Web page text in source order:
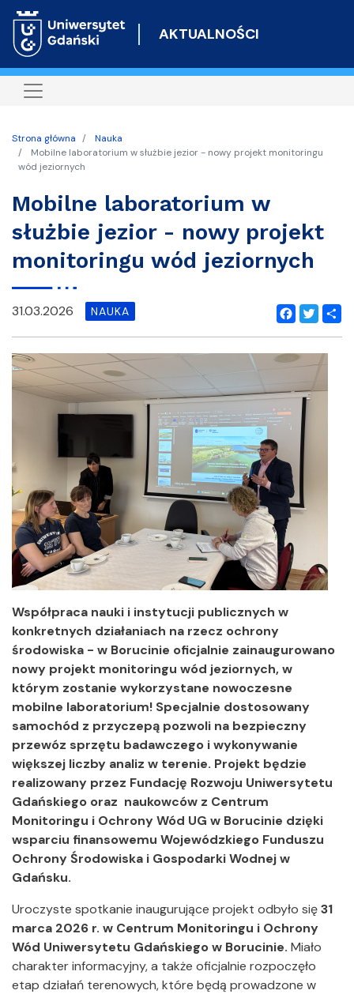
do
AKTUALNOŚCI
Strona główna
Nauka
Mobilne laboratorium w służbie jezior - nowy projekt monitoringu
wód jeziornych
Mobilne laboratorium w
służbie jezior - nowy projekt
monitoringu wód jeziornych
Facebook
Twitter
31.03.2026 NAUKA
Współpraca nauki i instytucji publicznych w
konkretnych działaniach na rzecz ochrony
środowiska - w Borucinie oficjalnie zainaugurowano
nowy projekt monitoringu wód jeziornych, w
którym zostanie wykorzystane nowoczesne
mobilne laboratorium! Specjalnie dostosowany
samochód z przyczepą pozwoli na bezpieczny
przewóz sprzętu badawczego i wykonywanie
większej liczby analiz w terenie. Projekt będzie
realizowany przez Fundację Rozwoju Uniwersytetu
Gdańskiego oraz naukowców z Centrum
Monitoringu i Ochrony Wód UG w Borucinie dzięki
wsparciu finansowemu Wojewódzkiego Funduszu
Ochrony Środowiska i Gospodarki Wodnej w
Gdańsku.
Uroczyste spotkanie inaugurujące projekt odbyło się31
marca 2026 r. w Centrum Monitoringu i Ochrony
Wód Uniwersytetu Gdańskiego w Borucinie. Miało
charakter informacyjny, a także oficjalnie rozpoczęło
etap działań terenowych, które będą prowadzone w